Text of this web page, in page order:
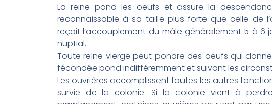
La reine pond les oeufs et assure la
reconnaissable à sa taille plus forte que celle de
reçoit l’accouplement du mâle généralement 5 à 6
nuptial.
Toute reine vierge peut pondre des oeufs qui
fécondée pond indifféremment et suivant les
Les ouvrières accomplissent toutes les autres
survie de la colonie. Si la colonie vient à